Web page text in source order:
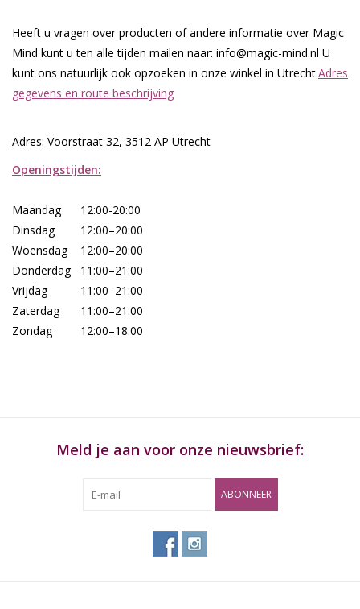
Heeft u vragen over producten of andere informatie over Magic
Mind kunt u ten alle tijden mailen naar: info@magic-mind.nl U
kunt ons natuurlijk ook opzoeken in onze winkel in Utrecht.Adres
gegevens en route beschrijving
Adres: Voorstraat 32, 3512 AP Utrecht
Openingstijden:
Maandag
12:00-20:00
Dinsdag
12:00–20:00
Woensdag
12:00–20:00
Donderdag
11:00–21:00
Vrijdag
11:00–21:00
Zaterdag
11:00–21:00
Zondag
12:00–18:00
Meld je aan voor onze nieuwsbrief:
ABONNEER